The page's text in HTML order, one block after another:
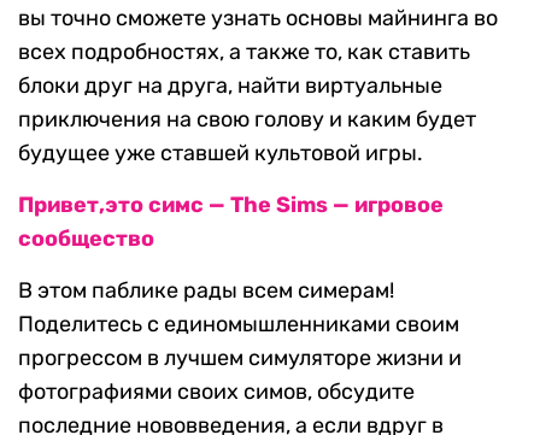
вы точно сможете узнать основы майнинга во
всех подробностях, а также то, как ставить
блоки друг на друга, найти виртуальные
приключения на свою голову и каким будет
будущее уже ставшей культовой игры.
Привет,это симс — The Sims — игровое
сообщество
В этом паблике рады всем симерам!
Поделитесь с единомышленниками своим
прогрессом в лучшем симуляторе жизни и
фотографиями своих симов, обсудите
последние нововведения, а если вдруг в